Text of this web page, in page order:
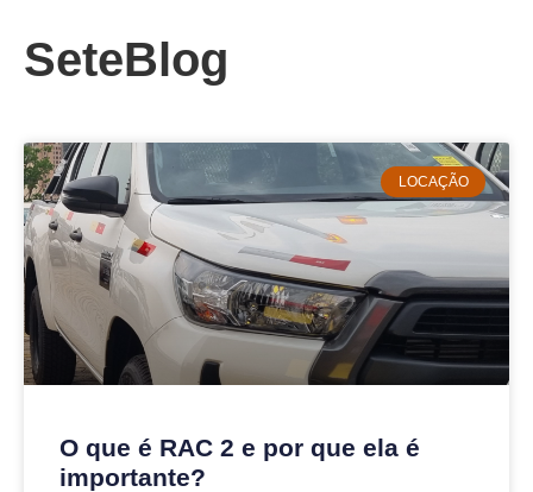
SeteBlog
LOCAÇÃO
O que é RAC 2 e por que ela é
importante?